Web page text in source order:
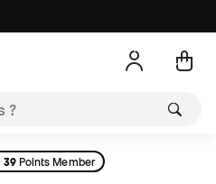
39Points Member